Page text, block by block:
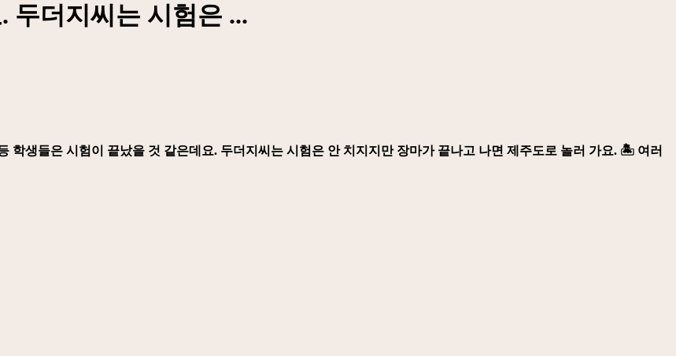
두더지씨는 시험은 ...
학생들은 시험이 끝났을 것 같은데요. 두더지씨는 시험은 안 치지지만 장마가 끝나고 나면 제주도로 놀러 가요. 🏝️️ 여러